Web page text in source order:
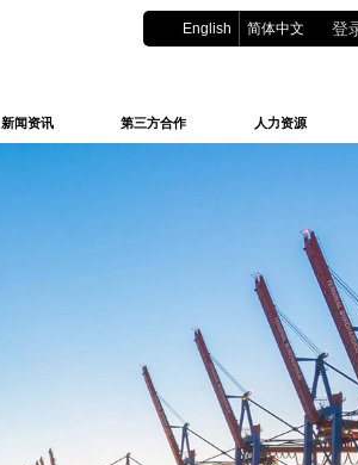
新闻资讯 第三方合作 人力资源
English 简体中文 登